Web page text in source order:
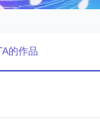
的作品